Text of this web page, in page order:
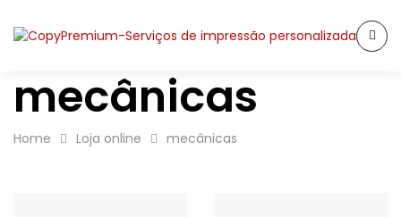
mecânicas
Home Loja online mecânicas